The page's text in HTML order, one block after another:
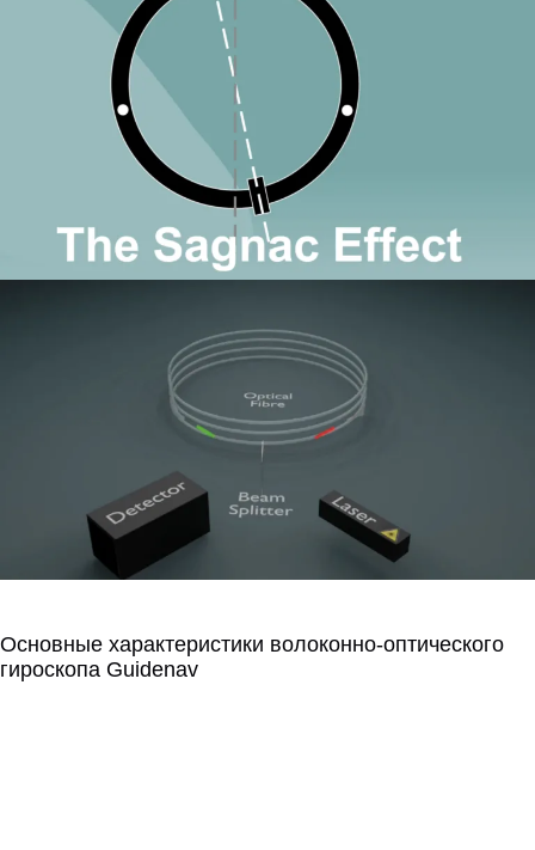
Основные характеристики волоконно-оптического
гироскопа Guidenav